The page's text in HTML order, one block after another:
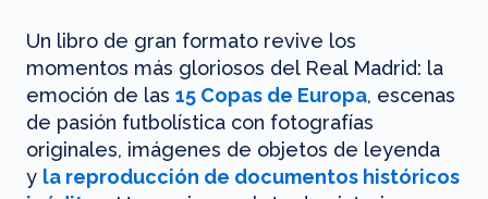
Un libro de gran formato revive los
momentos más gloriosos del Real Madrid: la
emoción de las 15 Copas de Europa, escenas
de pasión futbolística con fotografías
originales, imágenes de objetos de leyenda
y la reproducción de documentos históricos